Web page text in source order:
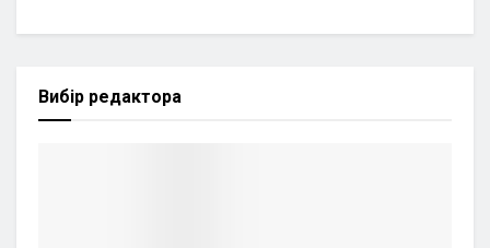
Вибір редактора